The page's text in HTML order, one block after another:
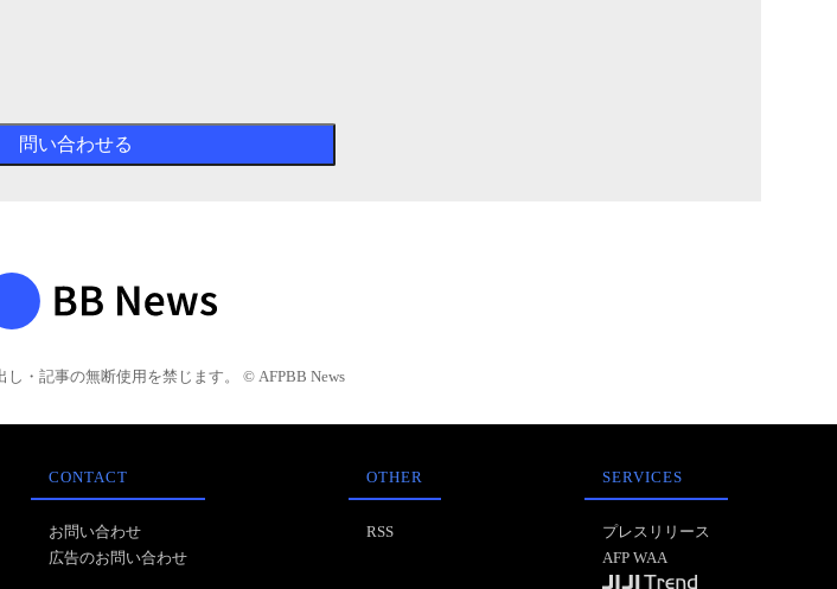
し・記事の無断使用を禁じます。 © AFPBB News
CONTACT
お問い合わせ
広告のお問い合わせ
OTHER
RSS
SERVICES
プレスリリース
AFP WAA